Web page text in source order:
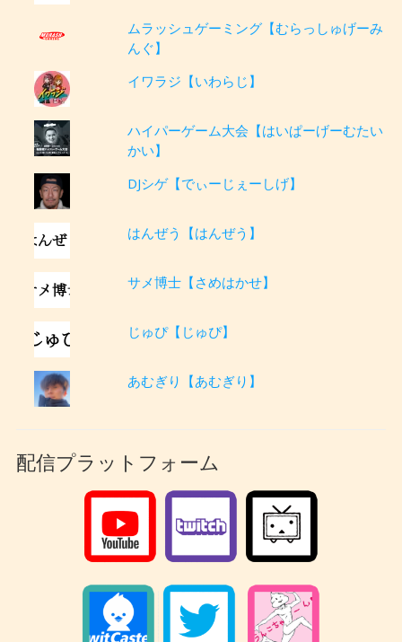
ムラッシュゲーミング【むらっしゅげーみ
んぐ】
イワラジ【いわらじ】
ハイパーゲーム大会【はいぱーげーむたい
かい】
DJシゲ【でぃーじぇーしげ】
はんぜう【はんぜう】
サメ博士【さめはかせ】
じゅぴ【じゅぴ】
あむぎり【あむぎり】
配信プラットフォーム